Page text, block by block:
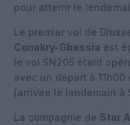
pour atterrir le
Le premier vol de
Conakry-Gbessia est
le vol SN205 étant
avec un départ à
(arrivée le lendemain à
La compagnie de Star